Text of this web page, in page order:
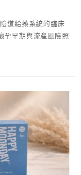
道給藥系統的臨床
孕早期與流產風險照